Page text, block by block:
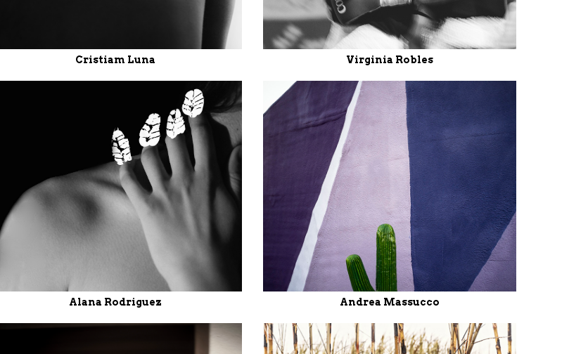
Cristiam Luna Virginia Robles
Alana Rodriguez Andrea Massucco